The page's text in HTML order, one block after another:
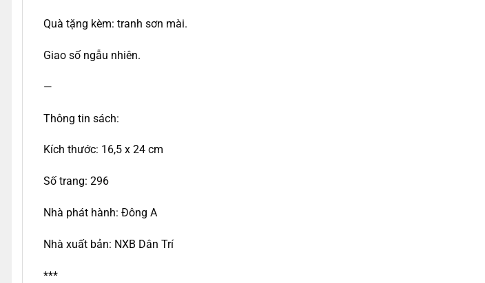
Quà tặng kèm: tranh sơn mài.
Giao số ngẫu nhiên.
—
Thông tin sách:
Kích thước: 16,5 x 24 cm
Số trang: 296
Nhà phát hành: Đông A
Nhà xuất bản: NXB Dân Trí
***